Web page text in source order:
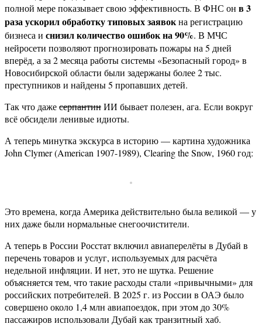
полной мере показывает свою эффективность. В ФНС он в 3
раза ускорил обработку типовых заявокна регистрацию
бизнеса и снизил количество ошибок на 90%. В МЧС
нейросети позволяют прогнозировать пожары на 5 дней
вперёд, а за 2 месяца работы системы «Безопасный город» в
Новосибирской области были задержаны более 2 тыс.
преступников и найдены 5 пропавших детей.
Так что дажесерпантинИИ бывает полезен, ага. Если вокруг
всё обсидели ленивые идиоты.
А теперь минутка экскурса в историю — картина художника
John Clymer (American 1907-1989), Clearing the Snow, 1960 год:
Это времена, когда Америка действительно была великой — у
них даже были нормальные снегоочистители.
А теперь в России Росстат включил авиаперелёты в Дубай в
перечень товаров и услуг, используемых для расчёта
недельной инфляции. И нет, это не шутка. Решение
объясняется тем, что такие расходы стали «привычными» для
российских потребителей. В 2025 г. из России в ОАЭ было
совершено около 1,4 млн авиапоездок, при этом до 30%
пассажиров использовали Дубай как транзитный хаб.